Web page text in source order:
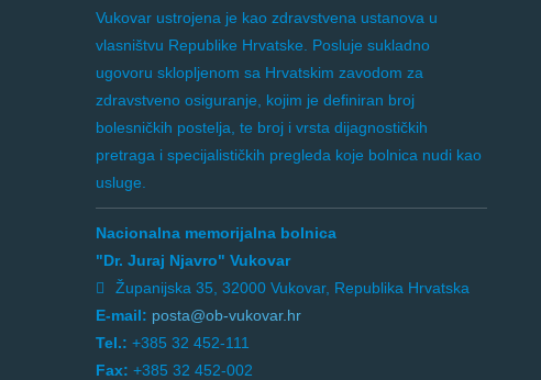
Vukovar ustrojena je kao zdravstvena ustanova u
vlasništvu Republike Hrvatske. Posluje sukladno
ugovoru sklopljenom sa Hrvatskim zavodom za
zdravstveno osiguranje, kojim je definiran broj
bolesničkih postelja, te broj i vrsta dijagnostičkih
pretraga i specijalističkih pregleda koje bolnica nudi kao
usluge.
Nacionalna memorijalna bolnica
"Dr. Juraj Njavro" Vukovar
Županijska 35, 32000 Vukovar, Republika Hrvatska
E-mail: posta@ob-vukovar.hr
Tel.: +385 32 452-111
Fax: +385 32 452-002